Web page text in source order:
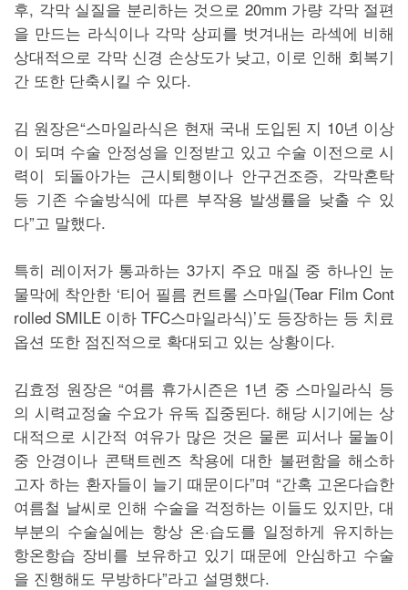
후, 각막 실질을 분리하는 것으로 20mm 가량 각막 절편
을 만드는 라식이나 각막 상피를 벗겨내는 라섹에 비해
상대적으로 각막 신경 손상도가 낮고, 이로 인해 회복기
간 또한 단축시킬 수 있다.
김 원장은“스마일라식은 현재 국내 도입된 지 10년 이상
이 되며 수술 안정성을 인정받고 있고 수술 이전으로 시
력이 되돌아가는 근시퇴행이나 안구건조증, 각막혼탁
등 기존 수술방식에 따른 부작용 발생률을 낮출 수 있
다”고 말했다.
특히 레이저가 통과하는 3가지 주요 매질 중 하나인 눈
물막에 착안한 ‘티어 필름 컨트롤 스마일(Tear Film Cont
rolled SMILE 이하 TFC스마일라식)’도 등장하는 등 치료
옵션 또한 점진적으로 확대되고 있는 상황이다.
김효정 원장은 “여름 휴가시즌은 1년 중 스마일라식 등
의 시력교정술 수요가 유독 집중된다. 해당 시기에는 상
대적으로 시간적 여유가 많은 것은 물론 피서나 물놀이
중 안경이나 콘택트렌즈 착용에 대한 불편함을 해소하
고자 하는 환자들이 늘기 때문이다”며 “간혹 고온다습한
여름철 날씨로 인해 수술을 걱정하는 이들도 있지만, 대
부분의 수술실에는 항상 온·습도를 일정하게 유지하는
항온항습 장비를 보유하고 있기 때문에 안심하고 수술
을 진행해도 무방하다”라고 설명했다.